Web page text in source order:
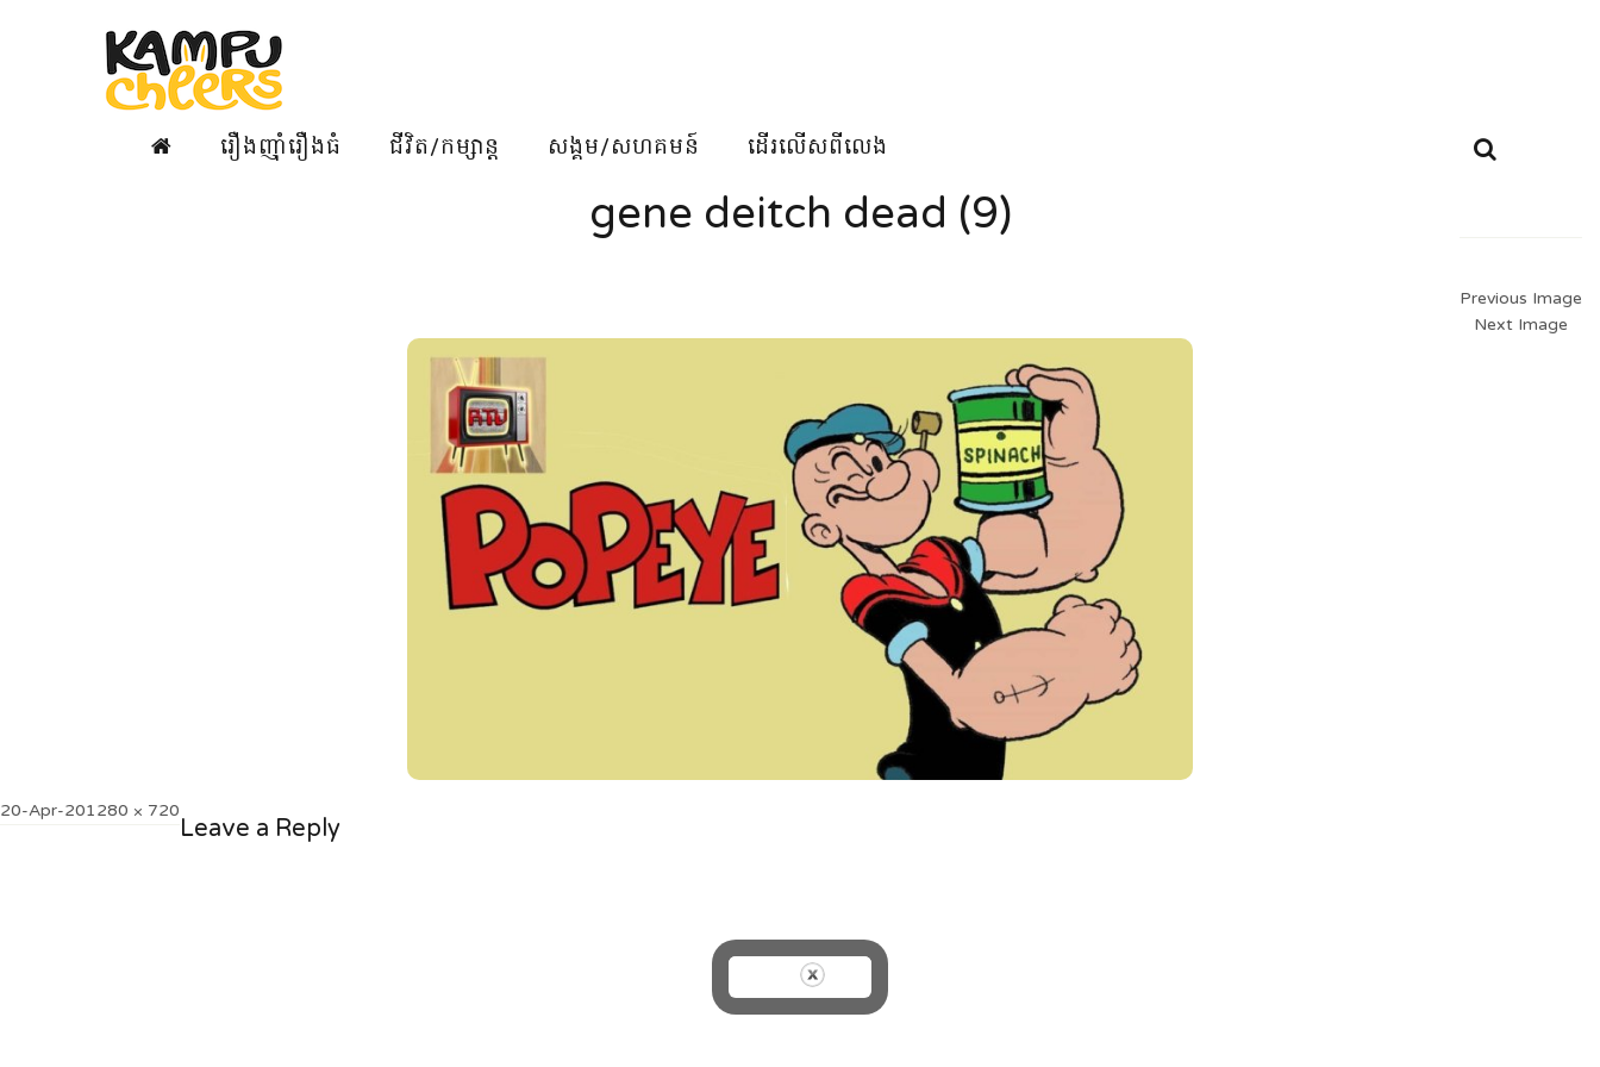
រឿងញ៉ាំរឿងធំ ជីវិត/កម្សាន្ត សង្គម/សហគមន៍ ដើរលើសពីលេង
gene deitch dead (9)
Previous Image
Next Image
Posted
20-Apr-20Full
1280 × 720
Leave a Reply